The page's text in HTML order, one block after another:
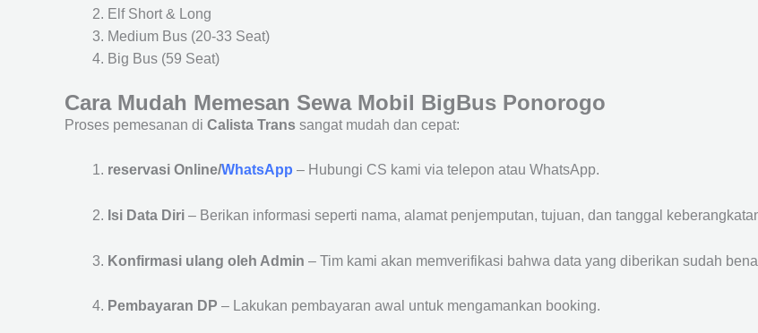
Elf Short & Long
Medium Bus (20-33 Seat)
Big Bus (59 Seat)
Cara Mudah Memesan Sewa Mobil BigBus Ponorogo
Proses pemesanan di Calista Trans sangat mudah dan cepat:
reservasi Online/WhatsApp – Hubungi CS kami via telepon atau WhatsApp.
Isi Data Diri – Berikan informasi seperti nama, alamat penjemputan, tujuan, dan tanggal
Konfirmasi ulang oleh Admin – Tim kami akan memverifikasi bahwa data yang diberikan sudah
Pembayaran DP – Lakukan pembayaran awal untuk mengamankan booking.